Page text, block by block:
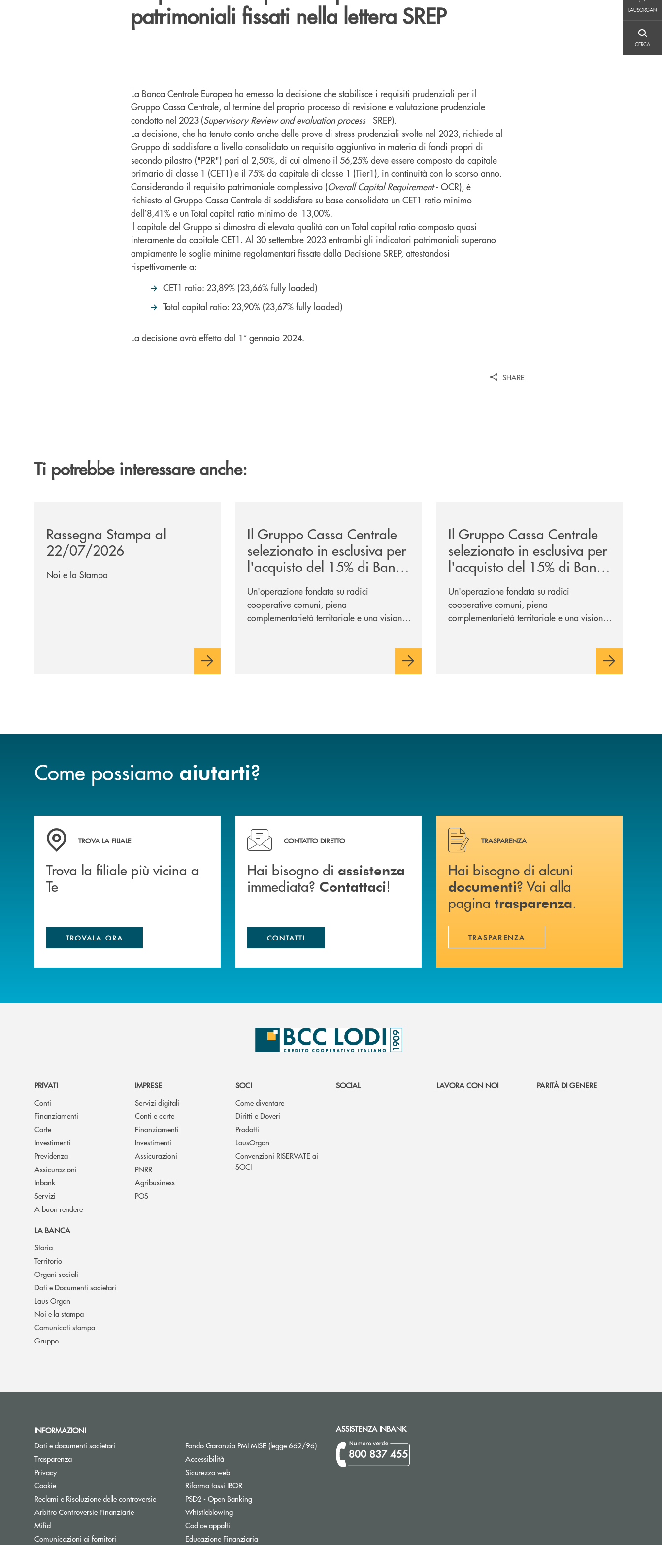
LAUSORGAN
CERCA
patrimoniali fissati nella lettera SREP
La Banca Centrale Europea ha emesso la decisione che stabilisce i requisiti prudenziali per il
Gruppo Cassa Centrale, al termine del proprio processo di revisione e valutazione prudenziale
condotto nel 2023 (Supervisory Review and evaluation process- SREP).
La decisione, che ha tenuto conto anche delle prove di stress prudenziali svolte nel 2023, richiede al
Gruppo di soddisfare a livello consolidato un requisito aggiuntivo in materia di fondi propri di
secondo pilastro ("P2R") pari al 2,50%, di cui almeno il 56,25% deve essere composto da capitale
primario di classe 1 (CET1) e il 75% da capitale di classe 1 (Tier1), in continuità con lo scorso anno.
Considerando il requisito patrimoniale complessivo (Overall Capital Requirement- OCR), è
richiesto al Gruppo Cassa Centrale di soddisfare su base consolidata un CET1 ratio minimo
dell’8,41% e un Total capital ratio minimo del 13,00%.
Il capitale del Gruppo si dimostra di elevata qualità con un Total capital ratio composto quasi
interamente da capitale CET1. Al 30 settembre 2023 entrambi gli indicatori patrimoniali superano
ampiamente le soglie minime regolamentari fissate dalla Decisione SREP, attestandosi
rispettivamente a:
CET1 ratio: 23,89% (23,66% fully loaded)
Total capital ratio: 23,90% (23,67% fully loaded)
La decisione avrà effetto dal 1° gennaio 2024.
SHARE
Ti potrebbe interessare anche:
Rassegna Stampa al
22/07/2026
Noi e la Stampa
Il Gruppo Cassa Centrale
selezionato in esclusiva per
l'acquisto del 15% di Banca
Cambiano 1884
Un'operazione fondata su radici
cooperative comuni, piena
complementarietà territoriale e una visione
Il Gruppo Cassa Centrale
selezionato in esclusiva per
l'acquisto del 15% di Banca
Cambiano 1884
Un'operazione fondata su radici
cooperative comuni, piena
complementarietà territoriale e una visione
Come possiamo aiutarti?
Trova la filiale più vicina a Te
TROVA LA FILIALE
Trova la filiale più vicina a
Te
TROVALA ORA
Hai bisogno di assistenza immediata? Contattaci !
CONTATTO DIRETTO
Hai bisogno di assistenza
immediata? Contattaci!
CONTATTI
Hai bisogno di alcuni documenti ? Vai alla pagina
TRASPARENZA
Hai bisogno di alcuni
documenti? Vai alla
pagina trasparenza.
TRASPARENZA
PRIVATI
Conti
Finanziamenti
Carte
Investimenti
Previdenza
Assicurazioni
Inbank
Servizi
A buon rendere
IMPRESE
Servizi digitali
Conti e carte
Finanziamenti
Investimenti
Assicurazioni
PNRR
Agribusiness
POS
SOCI
Come diventare
Diritti e Doveri
Prodotti
LausOrgan
Convenzioni RISERVATE ai
SOCI
SOCIAL LAVORA CON NOI PARITÀ DI GENERE
LA BANCA
Storia
Territorio
Organi sociali
Dati e Documenti societari
Laus Organ
Noi e la stampa
Comunicati stampa
Gruppo
INFORMAZIONI
Dati e documenti societari
Trasparenza
Privacy
Cookie
Reclami e Risoluzione delle controversie
Arbitro Controversie FinanziarieApre una nuova finestra
Mifid
Comunicazioni ai fornitori Apre una nuova finestra
Fondo Garanzia PMI MISE (legge 662/96)Apre una nuova finestra
Accessibilità
Sicurezza web
Riforma tassi IBORApre una nuova finestra
PSD2 - Open BankingApre una nuova finestra
WhistleblowingApre una nuova finestra
Codice appalti
Educazione FinanziariaApre una nuova finestra
ASSISTENZA INBANK
800 837 455